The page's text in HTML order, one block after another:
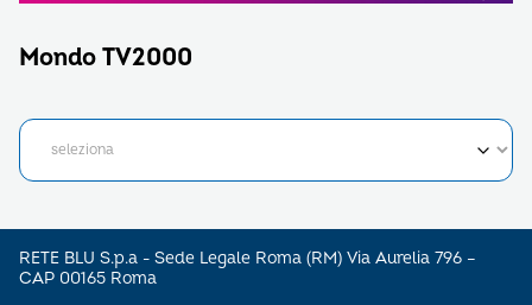
Mondo TV2000
RETE BLU S.p.a - Sede Legale Roma (RM) Via Aurelia 796 –
CAP 00165 Roma